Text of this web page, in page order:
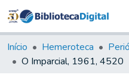
&
Início Hemeroteca
O Imparcial, 1961, 4520